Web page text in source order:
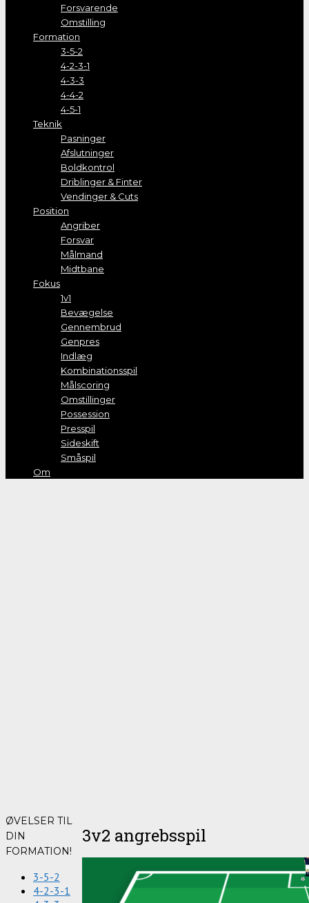
Forsvarende
Omstilling
Formation
3-5-2
4-2-3-1
4-3-3
4-4-2
4-5-1
Teknik
Pasninger
Afslutninger
Boldkontrol
Driblinger & Finter
Vendinger & Cuts
Position
Angriber
Forsvar
Målmand
Midtbane
Fokus
1v1
Bevægelse
Gennembrud
Genpres
Indlæg
Kombinationsspil
Målscoring
Omstillinger
Possession
Presspil
Sideskift
Småspil
Om
3v2 angrebsspil
ØVELSER TIL
DIN
FORMATION!
3-5-2
4-2-3-1